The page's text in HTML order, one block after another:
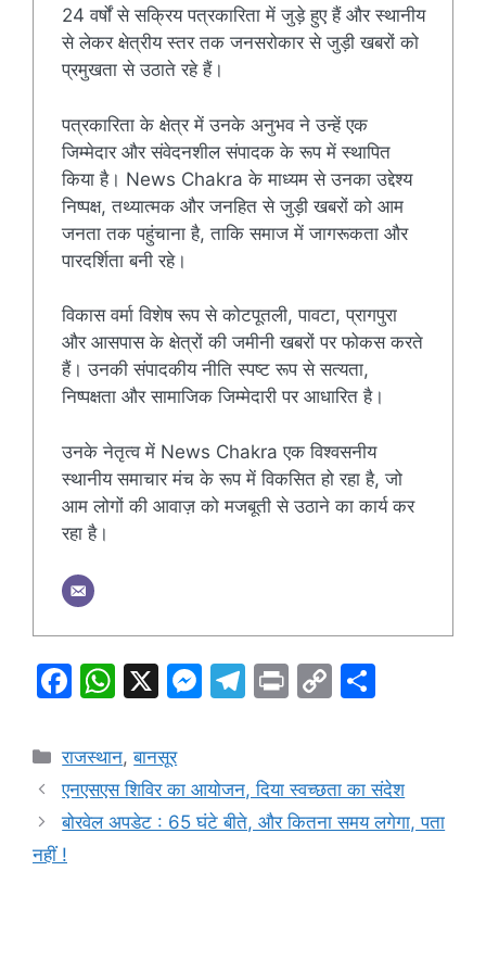
24 वर्षों से सक्रिय पत्रकारिता में जुड़े हुए हैं और स्थानीय
से लेकर क्षेत्रीय स्तर तक जनसरोकार से जुड़ी खबरों को
प्रमुखता से उठाते रहे हैं।
पत्रकारिता के क्षेत्र में उनके अनुभव ने उन्हें एक
जिम्मेदार और संवेदनशील संपादक के रूप में स्थापित
किया है। News Chakra के माध्यम से उनका उद्देश्य
निष्पक्ष, तथ्यात्मक और जनहित से जुड़ी खबरों को आम
जनता तक पहुंचाना है, ताकि समाज में जागरूकता और
पारदर्शिता बनी रहे।
विकास वर्मा विशेष रूप से कोटपूतली, पावटा, प्रागपुरा
और आसपास के क्षेत्रों की जमीनी खबरों पर फोकस करते
हैं। उनकी संपादकीय नीति स्पष्ट रूप से सत्यता,
निष्पक्षता और सामाजिक जिम्मेदारी पर आधारित है।
उनके नेतृत्व में News Chakra एक विश्वसनीय
स्थानीय समाचार मंच के रूप में विकसित हो रहा है, जो
आम लोगों की आवाज़ को मजबूती से उठाने का कार्य कर
रहा है।
F
c
e
b
W
at
s
A
X
M
s
e
T
gr
a
Pr C
y
Li
e
Categories
राजस्थान,बानसूर
एनएसएस शिविर का आयोजन, दिया स्वच्छता का संदेश
बोरवेल अपडेट : 65 घंटे बीते, और कितना समय लगेगा, पता
नहीं !